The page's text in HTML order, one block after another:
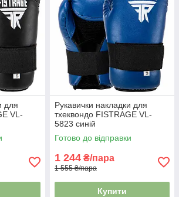
для
VL-
Рукавички накладки для
тхеквондо FISTRAGE VL-
5823 синій
Готово до відправки
1 244 ₴/пара
1 555 ₴/пара
Купити